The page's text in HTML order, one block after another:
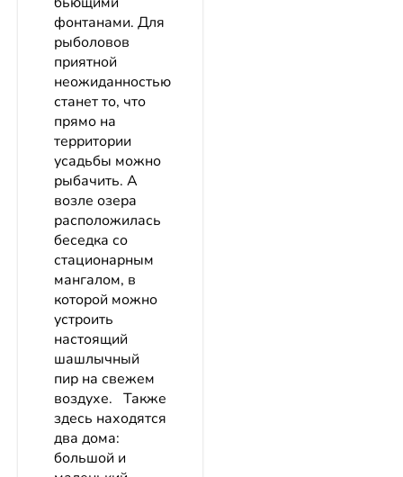
фонтанами. Для
рыболовов
приятной
неожиданностью
станет то, что
прямо на
территории
усадьбы можно
рыбачить. А
возле озера
расположилась
беседка со
стационарным
мангалом, в
которой можно
устроить
настоящий
шашлычный
пир на свежем
воздухе. Также
здесь находятся
два дома:
большой и